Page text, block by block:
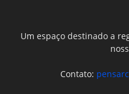
Um espaço destinado a
Contato: